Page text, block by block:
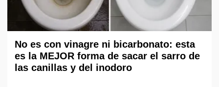
No es con vinagre ni bicarbonato: esta
es la MEJOR forma de sacar el sarro de
las canillas y del inodoro